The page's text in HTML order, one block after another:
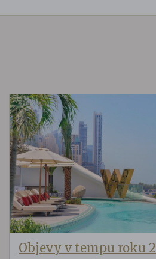
Objevy v tempu roku